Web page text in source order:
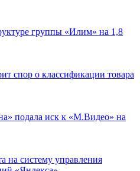
группы «Илим» на 1,8
спор о классификации товара
подала иск к «М.Видео» на
на систему управления